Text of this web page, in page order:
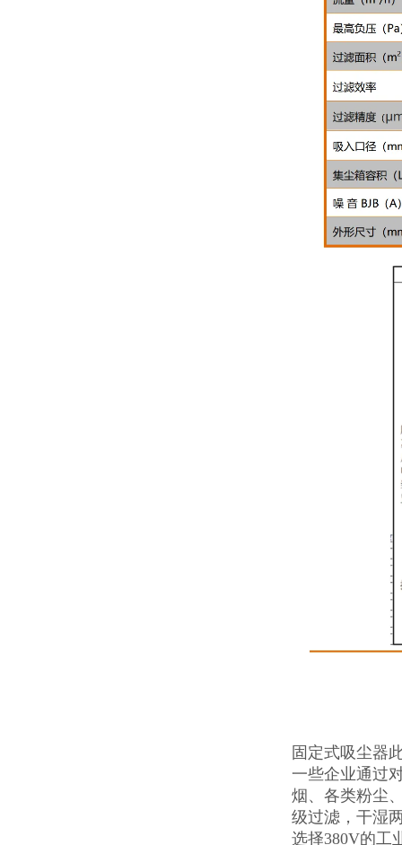
固定式吸尘器
一些企业通过
烟、各类粉尘
级过滤，干湿
选择380V的工